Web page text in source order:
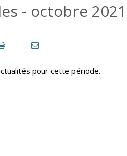
- octobre 2021
pour cette période.